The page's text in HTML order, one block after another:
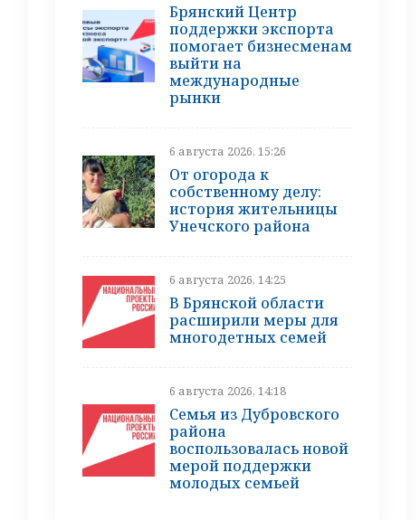
Брянский Центр
поддержки экспорта
помогает бизнесменам
выйти на
международные
рынки
6 августа 2026, 15:26
От огорода к
собственному делу:
история жительницы
Унечского района
6 августа 2026, 14:25
В Брянской области
расширили меры для
многодетных семей
6 августа 2026, 14:18
Семья из Дубровского
района
воспользовалась новой
мерой поддержки
молодых семьей